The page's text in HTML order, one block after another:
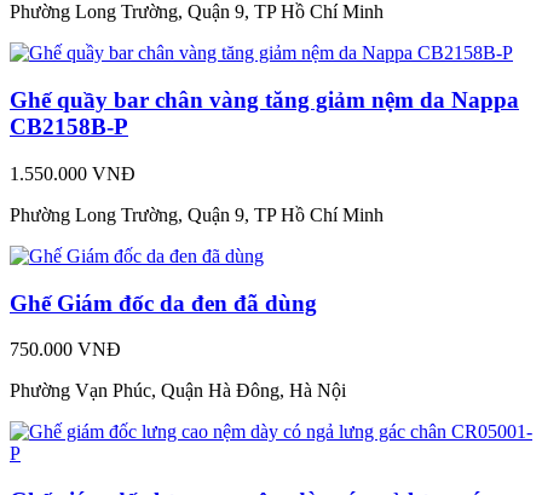
Phường Long Trường, Quận 9, TP Hồ Chí Minh
Ghế quầy bar chân vàng tăng giảm nệm da Nappa
CB2158B-P
1.550.000 VNĐ
Phường Long Trường, Quận 9, TP Hồ Chí Minh
Ghế Giám đốc da đen đã dùng
750.000 VNĐ
Phường Vạn Phúc, Quận Hà Đông, Hà Nội